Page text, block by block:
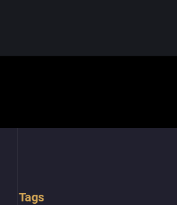
Tags